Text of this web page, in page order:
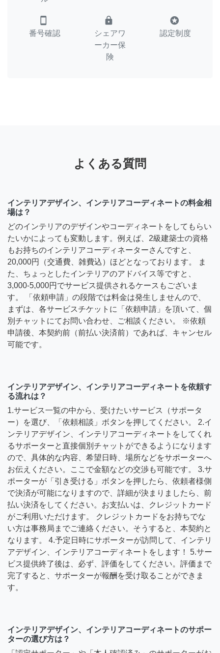
smartphone
番号確認
lock
シェアワ
ーカー保
険
stars
認定制度
よくある質問
インテリアデザイン、インテリアコーディネートの料金相
場は？
どのインテリアのデザインやコーディネートをしてもらい
たいかによっても変動します。例えば、2級建築士の資格
もお持ちのインテリアコーディネーターさんですと、
20,000円（交通費、雑費込）ほどとなっております。 ま
た、ちょっとしたインテリアのアドバイス等ですと、
3,000-5,000円でサービス提供されるケースもございま
す。 「依頼申請」の段階では料金は発生しませんので、
まずは、各サービスチケットに「依頼申請」を頂いて、個
別チャットにてお問い合わせ、ご相談ください。 ※依頼
申請後、本契約前（前払い決済前）であれば、キャンセル
可能です。
インテリアデザイン、インテリアコーディネートを依頼す
る流れは？
1.サービス一覧の中から、受けたいサービス（サポータ
ー）を選び、「依頼相談」ボタンを押してください。 2.イ
ンテリアデザイン、インテリアコーディネートをしてくれ
るサポーターと直接個別チャットができるようになります
ので、具体的な内容、希望日時、場所などをサポーターへ
お伝えください。ここで金額などの交渉も可能です。 3.サ
ポーターが「引き受ける」ボタンを押したら、依頼者様側
で決済が可能になりますので、詳細が決まりましたら、前
払い決済をしてください。お支払いは、クレジットカード
がご利用いただけます。 クレジットカードをお持ちでな
い方は事務局までご連絡ください。そうすると、本契約と
なります。 4.予定日時にサポーターが訪問して、インテリ
アデザイン、インテリアコーディネートをします！ 5.サー
ビス提供終了後は、必ず、評価をしてください。評価まで
完了すると、サポーターが報酬を受け取ることができま
す。
インテリアデザイン、インテリアコーディネートのサポー
ターの選び方は？